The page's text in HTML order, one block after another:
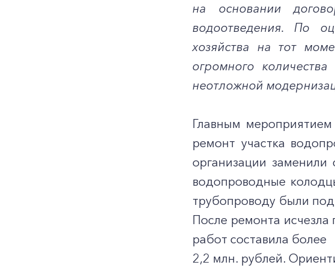
на основании
водоотведения. По
хозяйства на тот
огромного
неотложной
Главным
ремонт участка
организации
водопроводные
трубопроводу были
После ремонта
работ составила более
2,2 млн. рублей.